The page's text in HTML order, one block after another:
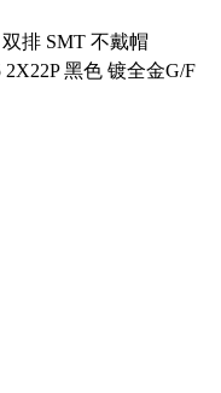
双排 SMT 不戴帽
黑色 镀全金G/F